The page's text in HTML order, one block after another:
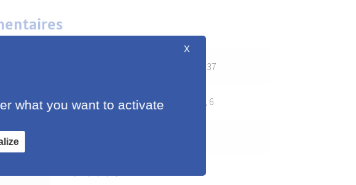
69, 81, 89, 102, 107, 109, 125, 149, 137
11, 23, 4, 36, 1, 48, 8, 10, 7, 74, 2, 99, 6
X
what you want to activate